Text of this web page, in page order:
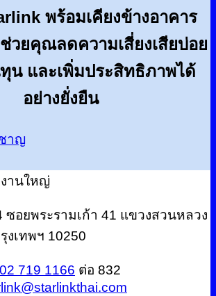
พร้อมเคียงข้างอาคาร
วยคุณลดความเสี่ยงเสียบ่อย
น และเพิ่มประสิทธิภาพได้
อย่างยั่งยืน
าญ
านใหญ่
ซอยพระรามเก้า 41 แขวงสวนหลวง
งเทพฯ 10250
02 719 1166 ต่อ 832